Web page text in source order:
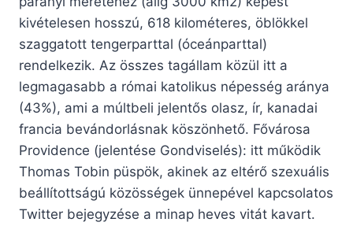
kivételesen hosszú, 618 kilométeres, öblökkel
szaggatott tengerparttal (óceánparttal)
rendelkezik. Az összes tagállam közül itt a
legmagasabb a római katolikus népesség aránya
(43%), ami a múltbeli jelentős olasz, ír, kanadai
francia bevándorlásnak köszönhető. Fővárosa
Providence (jelentése Gondviselés): itt működik
Thomas Tobin püspök, akinek az eltérő szexuális
beállítottságú közösségek ünnepével kapcsolatos
Twitter bejegyzése a minap heves vitát kavart.